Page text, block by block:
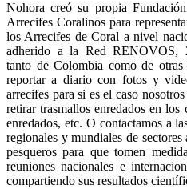
Nohora creó su propia
Arrecifes Coralinos para
los Arrecifes de Coral a nivel
adherido a la Red RENOVOS,
tanto de Colombia como de
reportar a diario con fotos y
arrecifes para si es el caso
retirar trasmallos enredados en los
enredados, etc. O contactamos a
regionales y mundiales de
pesqueros para que tomen
reuniones nacionales e
compartiendo sus resultados